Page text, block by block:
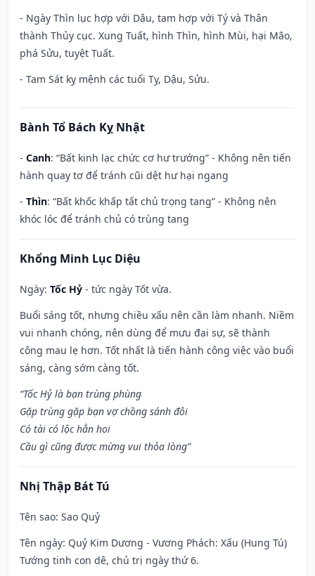
- Ngày Thìn lục hợp với Dậu, tam hợp với Tý và Thân
thành Thủy cục. Xung Tuất, hình Thìn, hình Mùi, hại Mão,
phá Sửu, tuyệt Tuất.
- Tam Sát kỵ mệnh các tuổi Tỵ, Dậu, Sửu.
Bành Tổ Bách Kỵ Nhật
- Canh: “Bất kinh lạc chức cơ hư trướng” - Không nên tiến
hành quay tơ để tránh cũi dệt hư hại ngang
- Thìn: “Bất khốc khấp tất chủ trọng tang” - Không nên
khóc lóc để tránh chủ có trùng tang
Khổng Minh Lục Diệu
Ngày: Tốc Hỷ - tức ngày Tốt vừa.
Buổi sáng tốt, nhưng chiều xấu nên cần làm nhanh. Niềm
vui nhanh chóng, nên dùng để mưu đại sự, sẽ thành
công mau lẹ hơn. Tốt nhất là tiến hành công việc vào buổi
sáng, càng sớm càng tốt.
“Tốc Hỷ là bạn trùng phùng
Gặp trùng gặp bạn vợ chồng sánh đôi
Có tài có lộc hẳn hoi
Cầu gì cũng được mừng vui thỏa lòng”
Nhị Thập Bát Tú
Tên sao: Sao Quỷ
Tên ngày: Quỷ Kim Dương - Vương Phách: Xấu (Hung Tú)
Tướng tinh con dê, chủ trị ngày thứ 6.